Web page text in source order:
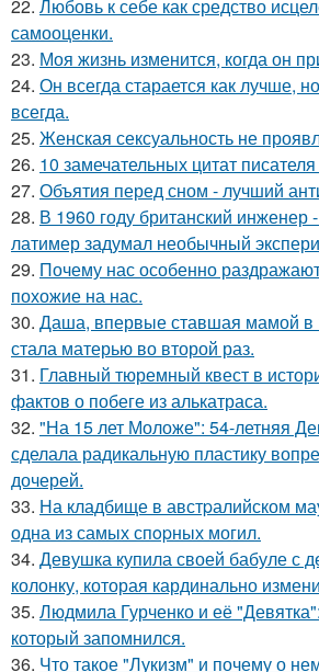
22. Любовь к себе как средство
самооценки.
23. Моя жизнь изменится, когда он
24. Он всегда старается как лучше,
всегда.
25. Женская сексуальность не
26. 10 замечательных цитат
27. Объятия перед сном - лучший
28. В 1960 году британский инженер
латимер задумал необычный
29. Почему нас особенно
похожие на нас.
30. Даша, впервые ставшая мамой в
стала матерью во второй раз.
31. Главный тюремный квест в
фактов о побеге из алькатраса.
32. "На 15 лет Моложе": 54-летняя
сделала радикальную пластику
дочерей.
33. На кладбище в австpалийском
одна из самых спopных могил.
34. Девушка купила своей бабуле с
колонку, которая кардинально
35. Людмила Гурченко и её
который запомнился.
36. Что такое "Лукизм" и почему о